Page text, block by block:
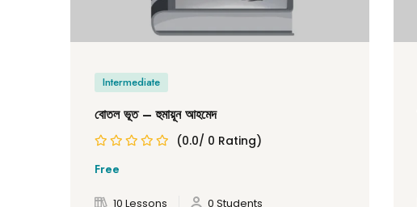
Intermediate
বোতল ভূত – হুমায়ূন আহমেদ
(0.0/ 0 Rating)
Free
10 Lessons 0 Students